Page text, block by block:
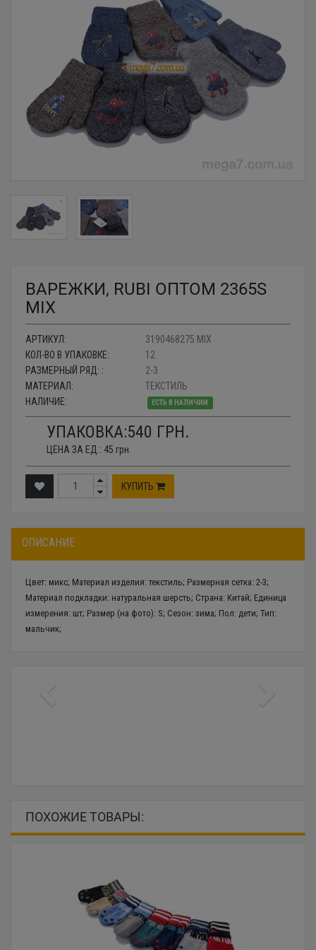
ВАРЕЖКИ, RUBI ОПТОМ 2365S
MIX
АРТИКУЛ:
3190468275 MIX
КОЛ-ВО В УПАКОВКЕ:
12
РАЗМЕРНЫЙ РЯД: :
2-3
МАТЕРИАЛ:
ТЕКСТИЛЬ
НАЛИЧИЕ:
ЕСТЬ В НАЛИЧИИ
УПАКОВКА:540 ГРН.
ЦЕНА ЗА ЕД.: 45 грн.
КУПИТЬ
ОПИСАНИЕ
Цвет: микс; Материал изделия: текстиль; Размерная сетка: 2-3;
Материал подкладки: натуральная шерсть; Страна: Китай; Единица
измерения: шт; Размер (на фото): S; Сезон: зима; Пол: дети; Тип:
мальчик;
ПОХОЖИЕ ТОВАРЫ: